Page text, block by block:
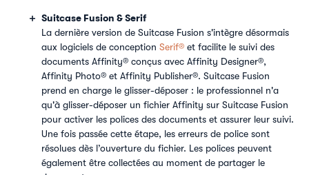
Suitcase Fusion & Serif
La dernière version de Suitcase Fusion s'intègre désormais
aux logiciels de conception Serif® et facilite le suivi des
documents Affinity® conçus avec Affinity Designer®,
Affinity Photo® et Affinity Publisher®. Suitcase Fusion
prend en charge le glisser-déposer : le professionnel n'a
qu'à glisser-déposer un fichier Affinity sur Suitcase Fusion
pour activer les polices des documents et assurer leur suivi.
Une fois passée cette étape, les erreurs de police sont
résolues dès l’ouverture du fichier. Les polices peuvent
également être collectées au moment de partager le